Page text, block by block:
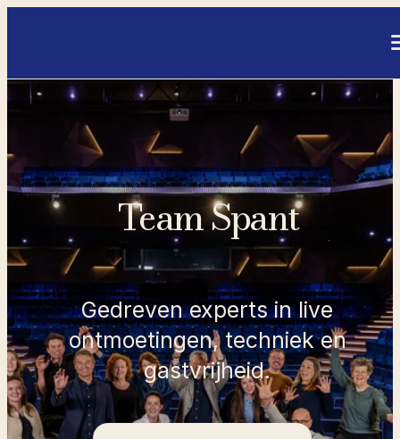
- Home pagina
Team Spant
Gedreven experts in live
ontmoetingen, techniek en
gastvrijheid.